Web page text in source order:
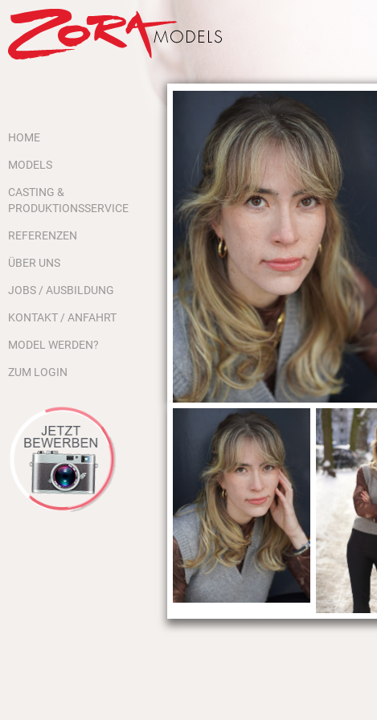
HOME
MODELS
CASTING &
PRODUKTIONSSERVICE
REFERENZEN
ÜBER UNS
JOBS / AUSBILDUNG
KONTAKT / ANFAHRT
MODEL WERDEN?
ZUM LOGIN